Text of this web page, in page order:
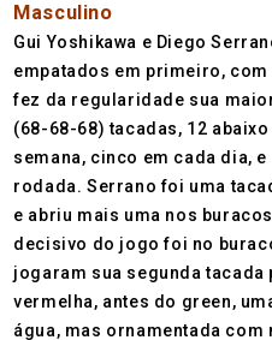
Masculino
Gui Yoshikawa e Diego
empatados em primeiro,
fez da regularidade sua
(68-68-68) tacadas, 12
semana, cinco em cada dia,
rodada. Serrano foi uma
e abriu mais uma nos
decisivo do jogo foi no
jogaram sua segunda tacada
vermelha, antes do green,
água, mas ornamentada com